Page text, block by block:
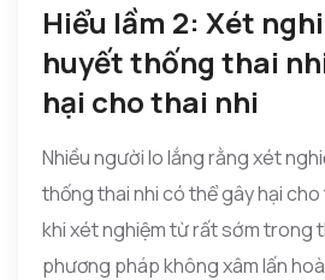
Hiểu lầm 2: Xét
huyết thống thai
hại cho thai nhi
Nhiều người lo lắng rằng xét
thống thai nhi có thể gây hại cho
khi xét nghiệm từ rất sớm trong
phương pháp không xâm lấn